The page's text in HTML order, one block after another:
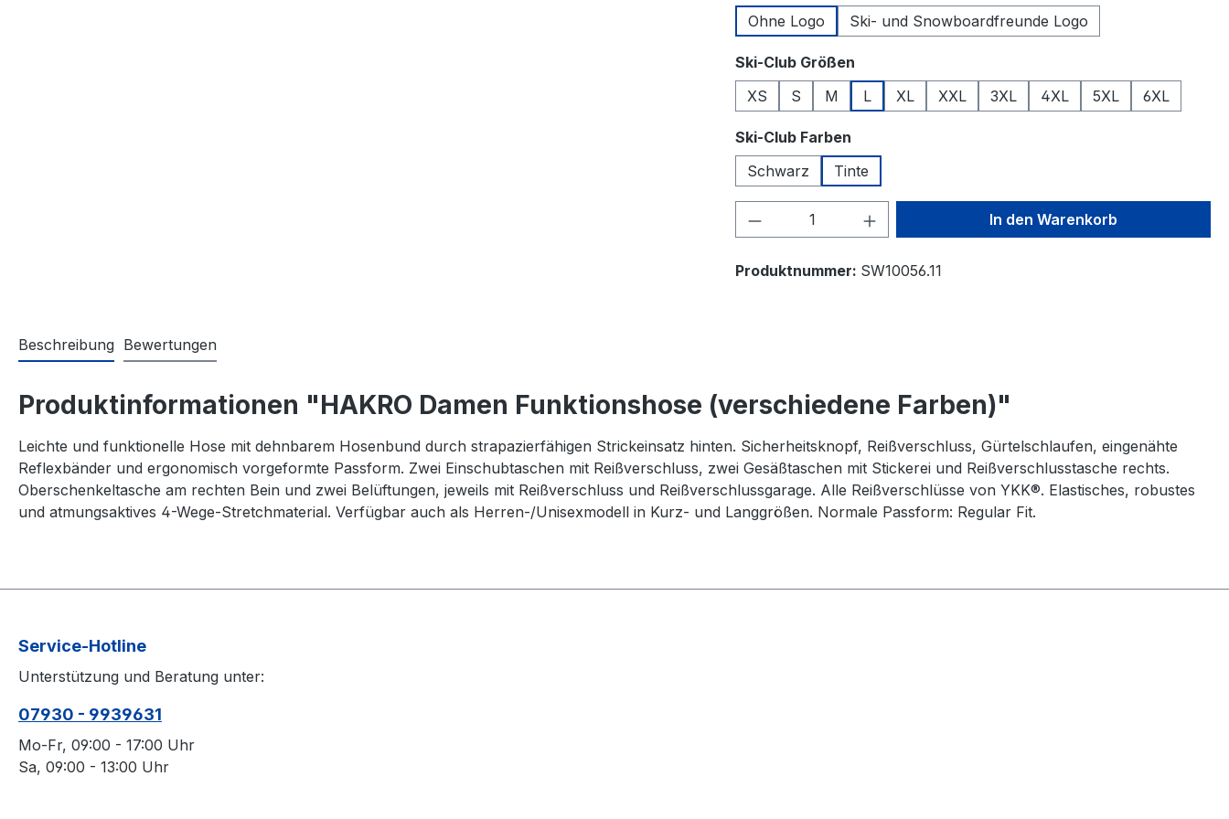
Ohne Logo
Ski- und Snowboardfreunde Logo
Ski-Club Größen
XS
S M L XL XXL 3XL 4XL 5XL 6XL
Ski-Club Farben
Schwarz
Tinte
Produkt Anzahl: Gib den gewünschten Wert
In den Warenkorb
Produktnummer: SW10056.11
Beschreibung Bewertungen
Produktinformationen "HAKRO Damen Funktionshose (verschiedene Farben)"
Leichte und funktionelle Hose mit dehnbarem Hosenbund durch strapazierfähigen Strickeinsatz hinten. Sicherheitsknopf, Reißverschluss, Gürtelschlaufen, eingenähte
Reflexbänder und ergonomisch vorgeformte Passform. Zwei Einschubtaschen mit Reißverschluss, zwei Gesäßtaschen mit Stickerei und Reißverschlusstasche rechts.
Oberschenkeltasche am rechten Bein und zwei Belüftungen, jeweils mit Reißverschluss und Reißverschlussgarage. Alle Reißverschlüsse von YKK®. Elastisches, robustes
und atmungsaktives 4-Wege-Stretchmaterial. Verfügbar auch als Herren-/Unisexmodell in Kurz- und Langgrößen. Normale Passform: Regular Fit.
Service-Hotline
Unterstützung und Beratung unter:
07930 - 9939631
Mo-Fr, 09:00 - 17:00 Uhr
Sa, 09:00 - 13:00 Uhr